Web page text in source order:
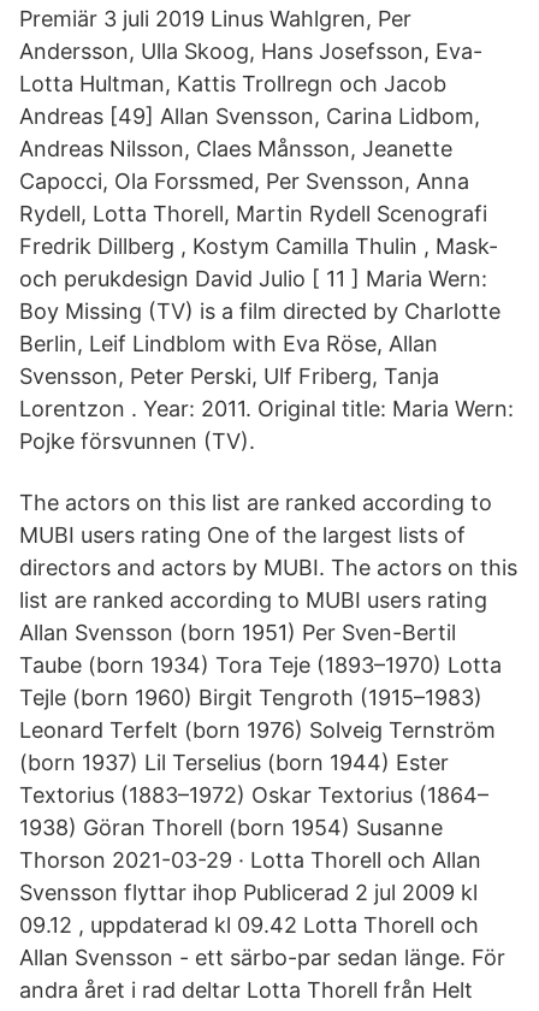
Premiär 3 juli 2019 Linus Wahlgren, Per
Andersson, Ulla Skoog, Hans Josefsson, Eva-
Lotta Hultman, Kattis Trollregn och Jacob
Andreas [49] Allan Svensson, Carina Lidbom,
Andreas Nilsson, Claes Månsson, Jeanette
Capocci, Ola Forssmed, Per Svensson, Anna
Rydell, Lotta Thorell, Martin Rydell Scenografi
Fredrik Dillberg , Kostym Camilla Thulin , Mask-
och perukdesign David Julio [ 11 ] Maria Wern:
Boy Missing (TV) is a film directed by Charlotte
Berlin, Leif Lindblom with Eva Röse, Allan
Svensson, Peter Perski, Ulf Friberg, Tanja
Lorentzon . Year: 2011. Original title: Maria Wern:
Pojke försvunnen (TV).
The actors on this list are ranked according to
MUBI users rating One of the largest lists of
directors and actors by MUBI. The actors on this
list are ranked according to MUBI users rating
Allan Svensson (born 1951) Per Sven-Bertil
Taube (born 1934) Tora Teje (1893–1970) Lotta
Tejle (born 1960) Birgit Tengroth (1915–1983)
Leonard Terfelt (born 1976) Solveig Ternström
(born 1937) Lil Terselius (born 1944) Ester
Textorius (1883–1972) Oskar Textorius (1864–
1938) Göran Thorell (born 1954) Susanne
Thorson 2021-03-29 · Lotta Thorell och Allan
Svensson flyttar ihop Publicerad 2 jul 2009 kl
09.12 , uppdaterad kl 09.42 Lotta Thorell och
Allan Svensson - ett särbo-par sedan länge. För
andra året i rad deltar Lotta Thorell från Helt